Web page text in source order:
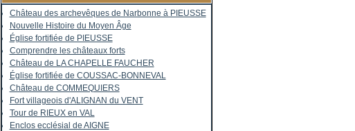
Château des archevêques de Narbonne à PIEUSSE
Nouvelle Histoire du Moyen Âge
Église fortifiée de PIEUSSE
Comprendre les châteaux forts
Château de LA CHAPELLE FAUCHER
Église fortifiée de COUSSAC-BONNEVAL
Château de COMMEQUIERS
Fort villageois d'ALIGNAN du VENT
Tour de RIEUX en VAL
Enclos ecclésial de AIGNE